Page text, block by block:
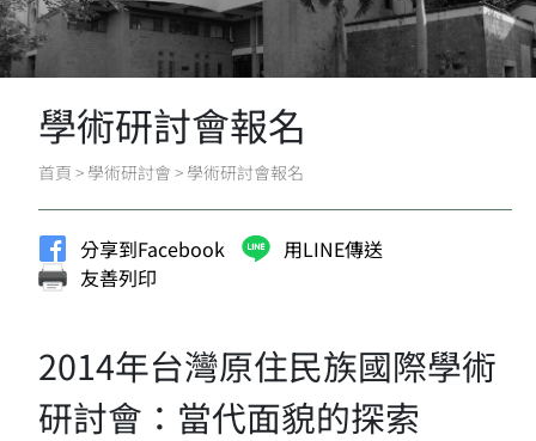
學術研討會報名
首頁 > 學術研討會 > 學術研討會報名
分享到Facebook
用LINE傳送
友善列印
2014年台灣原住民族國際學術
研討會：當代面貌的探索